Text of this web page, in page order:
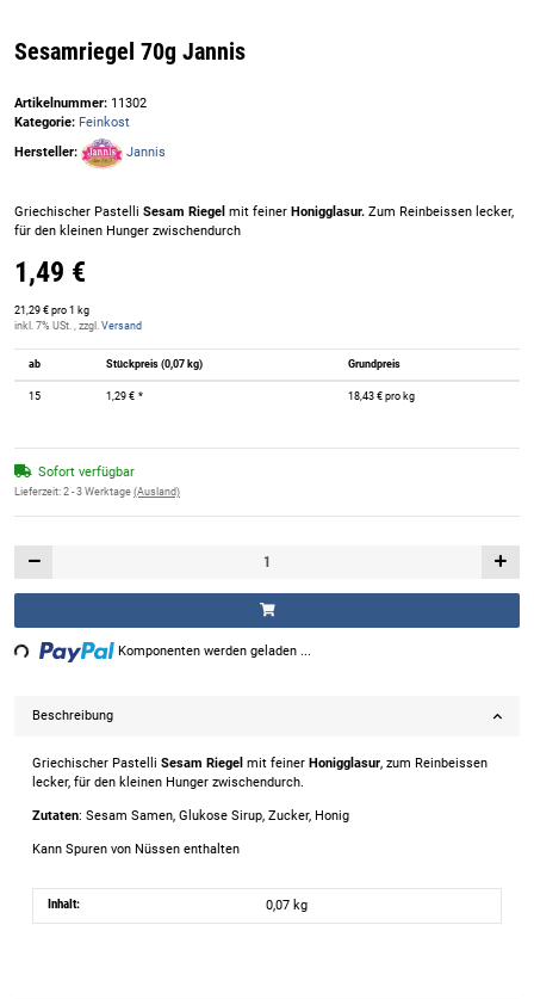
Sesamriegel 70g Jannis
Artikelnummer: 11302
Kategorie: Feinkost
Hersteller:
Jannis
Griechischer Pastelli Sesam Riegel mit feiner Honigglasur. Zum Reinbeissen lecker,
für den kleinen Hunger zwischendurch
1,49 €
21,29 € pro 1 kg
inkl. 7% USt. , zzgl. Versand
ab Stückpreis (0,07 kg) Grundpreis
15 1,29 € * 18,43 € pro kg
Sofort verfügbar
Lieferzeit: 2 - 3 Werktage (Ausland)
Komponenten werden geladen ...
Beschreibung
Griechischer Pastelli Sesam Riegel mit feiner Honigglasur, zum Reinbeissen
lecker, für den kleinen Hunger zwischendurch.
Zutaten: Sesam Samen, Glukose Sirup, Zucker, Honig
Kann Spuren von Nüssen enthalten
Inhalt: 0,07 kg